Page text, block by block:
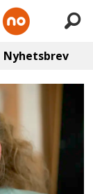
Nyhetsbrev